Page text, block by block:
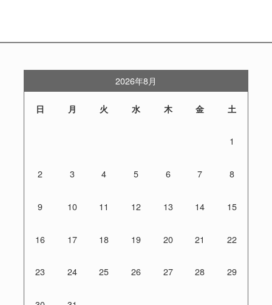
2026年8月
日 月 火 水 木 金 土
1
2 3 4 5 6 7 8
9 10 11 12 13 14 15
16 17 18 19 20 21 22
23 24 25 26 27 28 29